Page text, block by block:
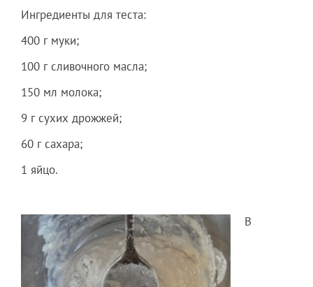
Ингредиенты для теста:
400 г муки;
100 г сливочного масла;
150 мл молока;
9 г сухих дрожжей;
60 г сахара;
1 яйцо.
В